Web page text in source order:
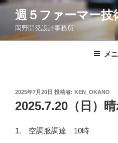
コ
ン
週５ファーマー技
岡野開発設計事務所
メ
投
稿
日:
2025年7月20日 投稿者: KEN_OKANO
2025.7.20（日）
1. 空調服調達 10時